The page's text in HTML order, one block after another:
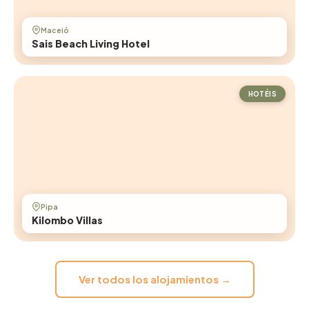
Maceió
Sais Beach Living Hotel
HOTÉIS
Pipa
Kilombo Villas
Ver todos los alojamientos →